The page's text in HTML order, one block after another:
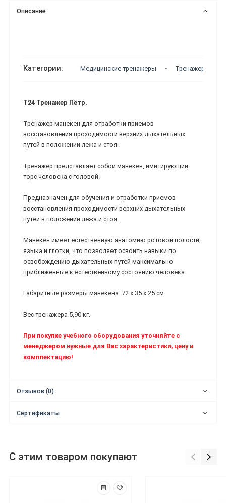
Описание
Категории: Медицинские тренажеры Тренажеры по
Т24 Тренажер Пётр.
Тренажер-манекен для отработки приемов
восстановления проходимости верхних дыхательных
путей в положении лежа и стоя.
Тренажер представляет собой манекен, имитирующий
торс человека с головой.
Предназначен для обучения и отработки приемов
восстановления проходимости верхних дыхательных
путей в положении лежа и стоя.
Манекен имеет естественную анатомию ротовой полости,
языка и глотки, что позволяет освоить навыки по
освобождению дыхательных путей максимально
приближенные к естественному состоянию человека.
Габаритные размеры манекена: 72 х 35 х 25 см.
Вес тренажера 5,90 кг.
При покупке учебного оборудования уточняйте с
менеджером нужные для Вас характеристики, цену и
комплектацию!
Отзывов (0)
Сертификаты
С этим товаром покупают